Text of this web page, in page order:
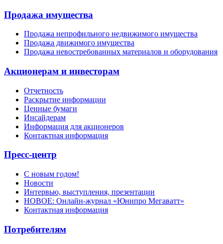
Продажа имущества
Продажа непрофильного недвижимого имущества
Продажа движимого имущества
Продажа невостребованных материалов и оборудования
Акционерам и инвесторам
Отчетность
Раскрытие информации
Ценные бумаги
Инсайдерам
Информация для акционеров
Контактная информация
Пресс-центр
С новым годом!
Новости
Интервью, выступления, презентации
НОВОЕ: Онлайн-журнал «Юнипро Мегаватт»
Контактная информация
Потребителям